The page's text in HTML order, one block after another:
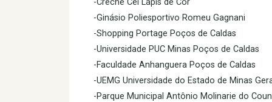
-Creche Cei Lápis de Cor
-Ginásio Poliesportivo Romeu Gagnani
-Shopping Portage Poços de Caldas
-Universidade PUC Minas Poços de Caldas
-Faculdade Anhanguera Poços de Caldas
-UEMG Universidade do Estado de Minas
-Parque Municipal Antônio Molinarie do